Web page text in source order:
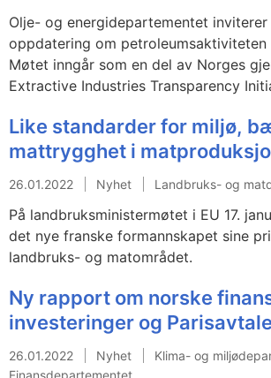
Olje- og energidepartementet
oppdatering om petroleumsaktiviteten
Møtet inngår som en del av Norges
Extractive Industries Transparency
Like standarder for miljø,
mattrygghet i
26.01.2022 Nyhet Landbruks- og
På landbruksministermøtet i EU 17.
det nye franske formannskapet sine
landbruks- og matområdet.
Ny rapport om norske
investeringer og
26.01.2022 Nyhet
Klima- og
Finansdepartementet